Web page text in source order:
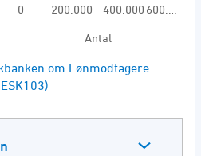
Antal
0 200.000 400.000 600.…
chart.om Lønmodtagere